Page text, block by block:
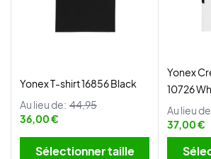
Yonex T-shirt 16856 Black
Au lieu de: 44,95
36,00 €
Sélectionner taille
Yonex
10726
Au lieu
37,00 €